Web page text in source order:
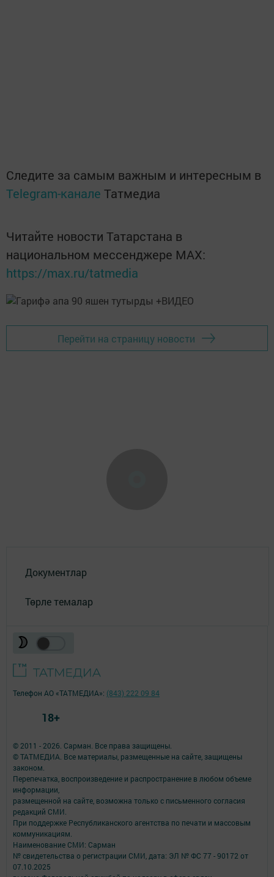
Следите за самым важным и интересным в
Telegram-канале Татмедиа
Читайте новости Татарстана в
национальном мессенджере MАХ:
https://max.ru/tatmedia
Перейти на страницу новости
Документлар
Төрле темалар
© 2011 - 2026. Сарман. Все права защищены.
© ТАТМЕДИА. Все материалы, размещенные на сайте, защищены
законом.
Перепечатка, воспроизведение и распространение в любом объеме
информации,
размещенной на сайте, возможна только с письменного согласия
редакций СМИ.
При поддержке Республиканского агентства по печати и массовым
коммуникациям.
Наименование СМИ: Сарман
№ свидетельства о регистрации СМИ, дата: ЭЛ № ФС 77 - 90172 от
07.10.2025
Телефон АО «ТАТМЕДИА»: (843) 222 09 84
18+